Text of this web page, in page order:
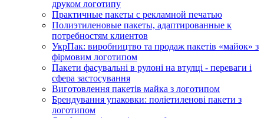
друком логотипу
Практичные пакеты с рекламной печатью
Полиэтиленовые пакеты, адаптированные к
потребностям клиентов
УкрПак: виробництво та продаж пакетів «майок» з
фірмовим логотипом
Пакети фасувальні в рулоні на втулці - переваги і
сфера застосування
Виготовлення пакетів майка з логотипом
Брендування упаковки: поліетиленові пакети з
логотипом